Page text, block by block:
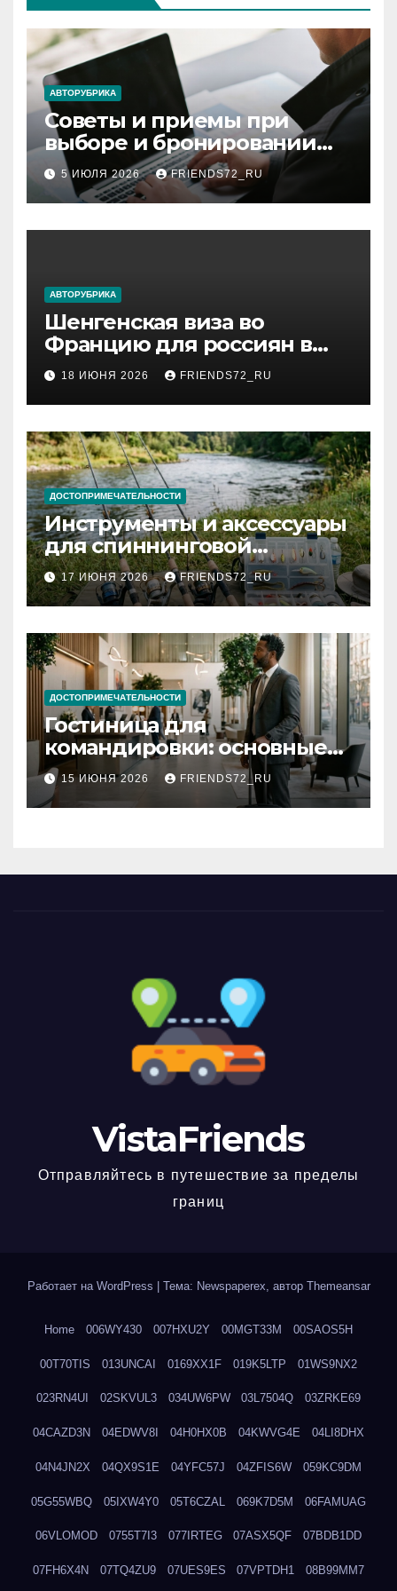
АВТОРУБРИКА
Советы и приемы при
выборе и бронировании
авиабилетов
5 ИЮЛЯ 2026 FRIENDS72_RU
АВТОРУБРИКА
Шенгенская виза во
Францию для россиян в
2026 году: сроки от 3 дней
и список необходимых
документов
18 ИЮНЯ 2026 FRIENDS72_RU
ДОСТОПРИМЕЧАТЕЛЬНОСТИ
Инструменты и аксессуары
для спиннинговой
рыбалки: назначение и
типы
17 ИЮНЯ 2026 FRIENDS72_RU
ДОСТОПРИМЕЧАТЕЛЬНОСТИ
Гостиница для
командировки: основные
критерии выбора
15 ИЮНЯ 2026 FRIENDS72_RU
VistaFriends
Отправляйтесь в путешествие за пределы
границ
Работает на WordPress Тема: Newspaperex, автор Themeansar
Home 006WY430 007HXU2Y 00MGT33M 00SAOS5H
00T70TIS 013UNCAI 0169XX1F 019K5LTP 01WS9NX2
023RN4UI 02SKVUL3 034UW6PW 03L7504Q 03ZRKE69
04CAZD3N 04EDWV8I 04H0HX0B 04KWVG4E 04LI8DHX
04N4JN2X 04QX9S1E 04YFC57J 04ZFIS6W 059KC9DM
05G55WBQ 05IXW4Y0 05T6CZAL 069K7D5M 06FAMUAG
06VLOMOD 0755T7I3 077IRTEG 07ASX5QF 07BDB1DD
07FH6X4N 07TQ4ZU9 07UES9ES 07VPTDH1 08B99MM7